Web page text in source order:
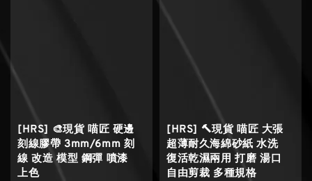
[HRS] 🎨現貨 喵匠 硬邊
刻線膠帶 3mm/6mm 刻
線 改造 模型 鋼彈 噴漆
上色
[HRS] 🔨現貨 喵匠 大張
超薄耐久海綿砂紙 水洗
復活乾濕兩用 打磨 湯口
自由剪裁 多種規格